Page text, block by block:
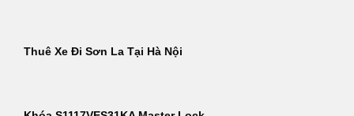
Thuê Xe Đi Sơn La Tại Hà Nội